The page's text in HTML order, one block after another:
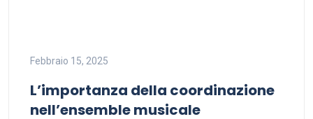
Febbraio 15, 2025
L’importanza della coordinazione
nell’ensemble musicale